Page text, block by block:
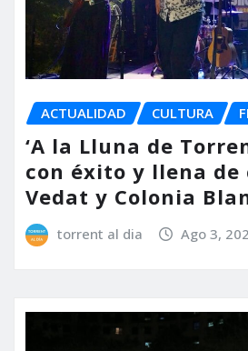
ACTUALIDAD CULTURA
‘A la Lluna de
con éxito y llena de
Vedat y Colonia
torrent al dia Ago 3,